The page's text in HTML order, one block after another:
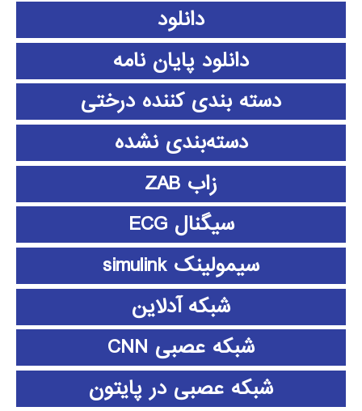
دانلود
دانلود پايان نامه
دسته بندی کننده درختی
دسته‌بندی نشده
زاب ZAB
سیگنال ECG
سیمولینک simulink
شبکه آدلاین
شبکه عصبی CNN
شبکه عصبی در پایتون